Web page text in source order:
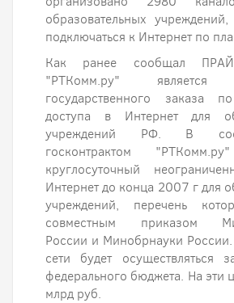
образовательных
подключаться к Интернет по
Как ранее сообщал
"РТКомм.ру" является
государственного заказа
доступа в Интернет для
учреждений РФ. В
госконтрактом
круглосуточный
Интернет до конца 2007 г для
учреждений, перечень
совместным приказом
России и Минобрнауки
сети будет осуществляться
федерального бюджета. На эти
млрд руб.